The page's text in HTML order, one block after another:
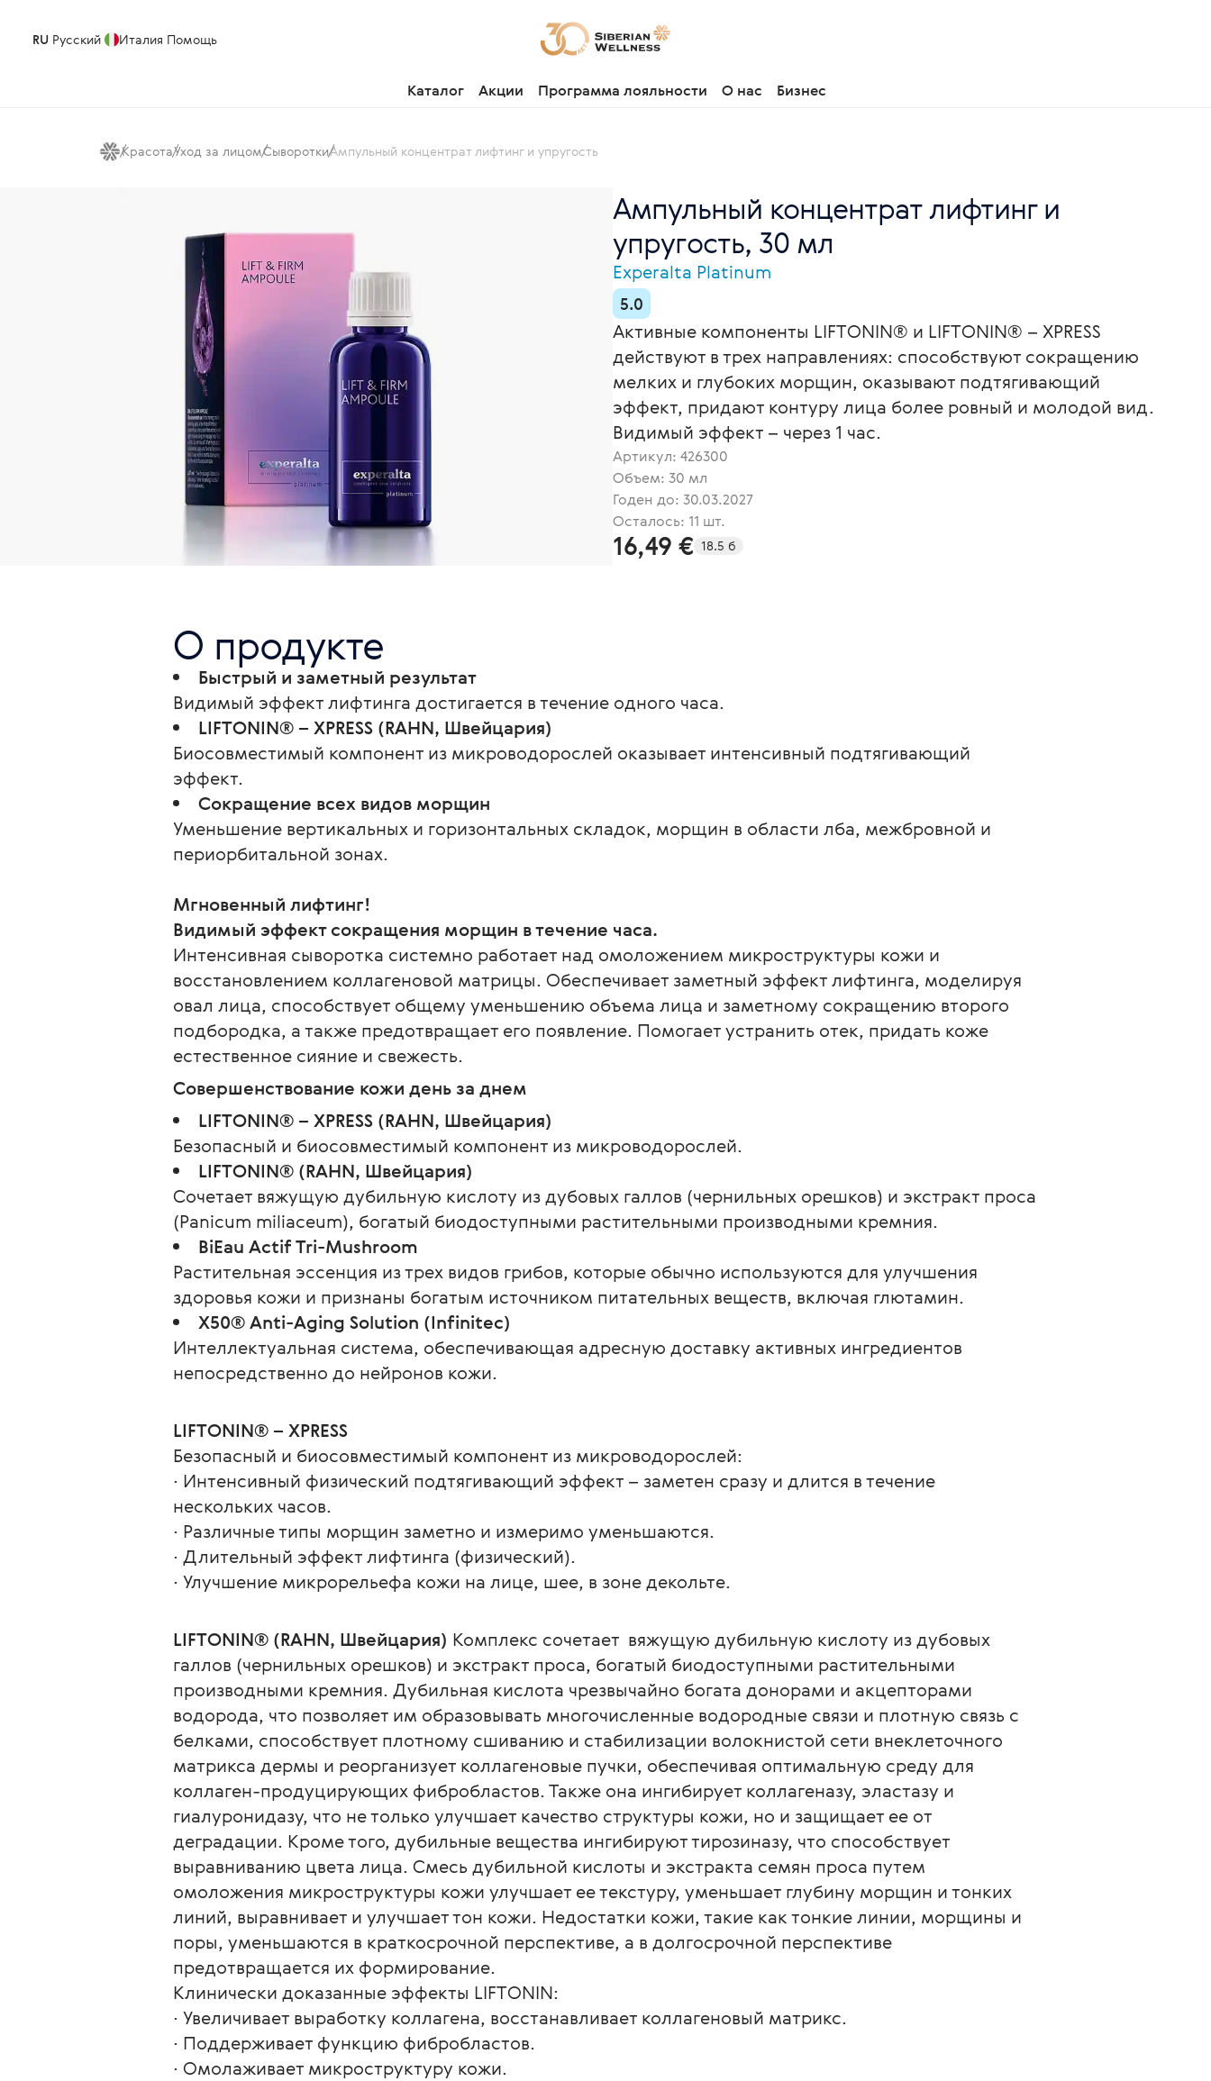
RU Русский Италия Помощь
Каталог Акции Программа лояльности О нас Бизнес
КрасотаУход за лицомСывороткиАмпульный концентрат лифтинг и упругость
Ампульный концентрат лифтинг и
упругость, 30 мл
Experalta Platinum
5.0
Активные компоненты LIFTONIN® и LIFTONIN® – XPRESS
действуют в трех направлениях: способствуют сокращению
мелких и глубоких морщин, оказывают подтягивающий
эффект, придают контуру лица более ровный и молодой вид.
Видимый эффект – через 1 час.
Артикул: 426300
Объем: 30 мл
Годен до: 30.03.2027
Осталось: 11 шт.
16,49 € 18.5 б
О продукте
Быстрый и заметный результат
Видимый эффект лифтинга достигается в течение одного часа.
LIFTONIN® – XPRESS (RAHN, Швейцария)
Биосовместимый компонент из микроводорослей оказывает интенсивный подтягивающий
эффект.
Сокращение всех видов морщин
Уменьшение вертикальных и горизонтальных складок, морщин в области лба, межбровной и
периорбитальной зонах.
Мгновенный лифтинг!
Видимый эффект сокращения морщин в течение часа.
Интенсивная сыворотка системно работает над омоложением микроструктуры кожи и
восстановлением коллагеновой матрицы. Обеспечивает заметный эффект лифтинга, моделируя
овал лица, способствует общему уменьшению объема лица и заметному сокращению второго
подбородка, а также предотвращает его появление. Помогает устранить отек, придать коже
естественное сияние и свежесть.
Совершенствование кожи день за днем
LIFTONIN® – XPRESS (RAHN, Швейцария)
Безопасный и биосовместимый компонент из микроводорослей.
LIFTONIN® (RAHN, Швейцария)
Сочетает вяжущую дубильную кислоту из дубовых галлов (чернильных орешков) и экстракт проса
(Panicum miliaceum), богатый биодоступными растительными производными кремния.
BiEau Actif Tri-Mushroom
Растительная эссенция из трех видов грибов, которые обычно используются для улучшения
здоровья кожи и признаны богатым источником питательных веществ, включая глютамин.
X50® Anti-Aging Solution (Infiniteс)
Интеллектуальная система, обеспечивающая адресную доставку активных ингредиентов
непосредственно до нейронов кожи.
LIFTONIN® – XPRESS
Безопасный и биосовместимый компонент из микроводорослей:
∙ Интенсивный физический подтягивающий эффект – заметен сразу и длится в течение
нескольких часов.
∙ Различные типы морщин заметно и измеримо уменьшаются.
∙ Длительный эффект лифтинга (физический).
∙ Улучшение микрорельефа кожи на лице, шее, в зоне декольте.
LIFTONIN® (RAHN, Швейцария) Комплекс сочетает  вяжущую дубильную кислоту из дубовых
галлов (чернильных орешков) и экстракт проса, богатый биодоступными растительными
производными кремния. Дубильная кислота чрезвычайно богата донорами и акцепторами
водорода, что позволяет им образовывать многочисленные водородные связи и плотную связь с
белками, способствует плотному сшиванию и стабилизации волокнистой сети внеклеточного
матрикса дермы и реорганизует коллагеновые пучки, обеспечивая оптимальную среду для
коллаген-продуцирующих фибробластов. Также она ингибирует коллагеназу, эластазу и
гиалуронидазу, что не только улучшает качество структуры кожи, но и защищает ее от
деградации. Кроме того, дубильные вещества ингибируют тирозиназу, что способствует
выравниванию цвета лица. Смесь дубильной кислоты и экстракта семян проса путем
омоложения микроструктуры кожи улучшает ее текстуру, уменьшает глубину морщин и тонких
линий, выравнивает и улучшает тон кожи. Недостатки кожи, такие как тонкие линии, морщины и
поры, уменьшаются в краткосрочной перспективе, а в долгосрочной перспективе
предотвращается их формирование.
Клинически доказанные эффекты LIFTONIN:
∙ Увеличивает выработку коллагена, восстанавливает коллагеновый матрикс.
∙ Поддерживает функцию фибробластов.
∙ Омолаживает микроструктуру кожи.